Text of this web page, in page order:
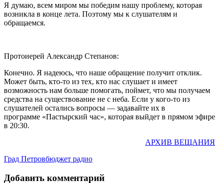
Я думаю, всем миром мы победим нашу проблему, которая
возникла в конце лета. Поэтому мы к слушателям и
обращаемся.
Протоиерей Александр Степанов:
Конечно. Я надеюсь, что наше обращение получит отклик.
Может быть, кто-то из тех, кто нас слушает и имеет
возможность нам больше помогать, поймет, что мы получаем
средства на существование не с неба. Если у кого-то из
слушателей остались вопросы — задавайте их в
программе «Пастырский час», которая выйдет в прямом эфире
в 20:30.
АРХИВ ВЕЩАНИЯ
Град Петровбюджет радио
Добавить комментарий